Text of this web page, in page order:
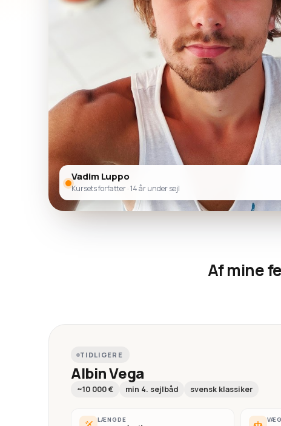
Vadim Luppo
Kursets forfatter · 14 år under sejl
Af mine
TIDLIGERE
Albin Vega
~10 000 € min 4. sejlbåd svensk klassiker
LÆNGDE